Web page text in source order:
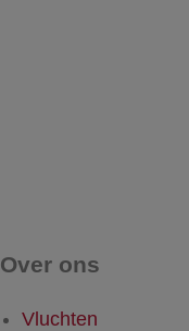
Over ons
Vluchten